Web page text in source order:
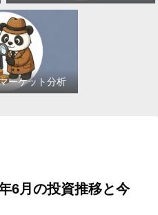
ーケット分析
6月の投資推移と今